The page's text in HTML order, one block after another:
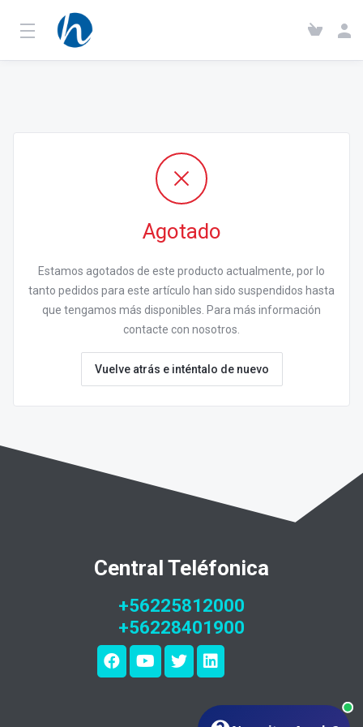
Agotado
Estamos agotados de este producto actualmente, por lo
tanto pedidos para este artículo han sido suspendidos hasta
que tengamos más disponibles. Para más información
contacte con nosotros.
Vuelve atrás e inténtalo de nuevo
Central Teléfonica
+56225812000
+56228401900